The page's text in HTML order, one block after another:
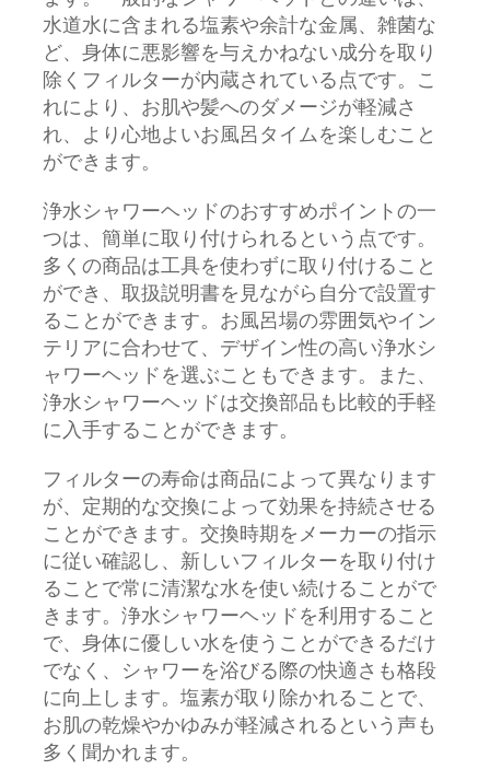
水道水に含まれる塩素や余計な金属、雑菌な
ど、身体に悪影響を与えかねない成分を取り
除くフィルターが内蔵されている点です。こ
れにより、お肌や髪へのダメージが軽減さ
れ、より心地よいお風呂タイムを楽しむこと
ができます。
浄水シャワーヘッドのおすすめポイントの一
つは、簡単に取り付けられるという点です。
多くの商品は工具を使わずに取り付けること
ができ、取扱説明書を見ながら自分で設置す
ることができます。お風呂場の雰囲気やイン
テリアに合わせて、デザイン性の高い浄水シ
ャワーヘッドを選ぶこともできます。また、
浄水シャワーヘッドは交換部品も比較的手軽
に入手することができます。
フィルターの寿命は商品によって異なります
が、定期的な交換によって効果を持続させる
ことができます。交換時期をメーカーの指示
に従い確認し、新しいフィルターを取り付け
ることで常に清潔な水を使い続けることがで
きます。浄水シャワーヘッドを利用すること
で、身体に優しい水を使うことができるだけ
でなく、シャワーを浴びる際の快適さも格段
に向上します。塩素が取り除かれることで、
お肌の乾燥やかゆみが軽減されるという声も
多く聞かれます。